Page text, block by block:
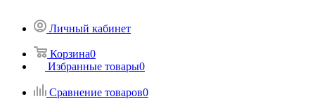
Личный кабинет
Корзина0
Избранные товары0
Сравнение товаров0